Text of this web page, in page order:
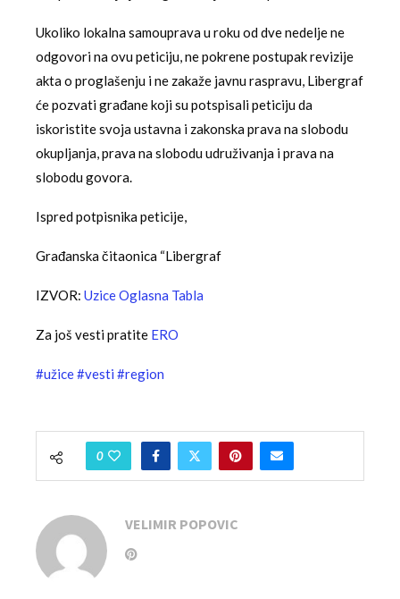
Ukoliko lokalna samouprava u roku od dve nedelje ne
odgovori na ovu peticiju, ne pokrene postupak revizije
akta o proglašenju i ne zakaže javnu raspravu, Libergraf
će pozvati građane koji su potspisali peticiju da
iskoristite svoja ustavna i zakonska prava na slobodu
okupljanja, prava na slobodu udruživanja i prava na
slobodu govora.
Ispred potpisnika peticije,
Građanska čitaonica “Libergraf
IZVOR: Uzice Oglasna Tabla
Za još vesti pratite ERO
#užice#vesti #region
0
VELIMIR POPOVIC